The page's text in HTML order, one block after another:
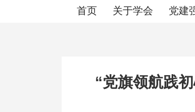
首页 关于学会 党建
学会简介 党建动态 时
“党旗领航践